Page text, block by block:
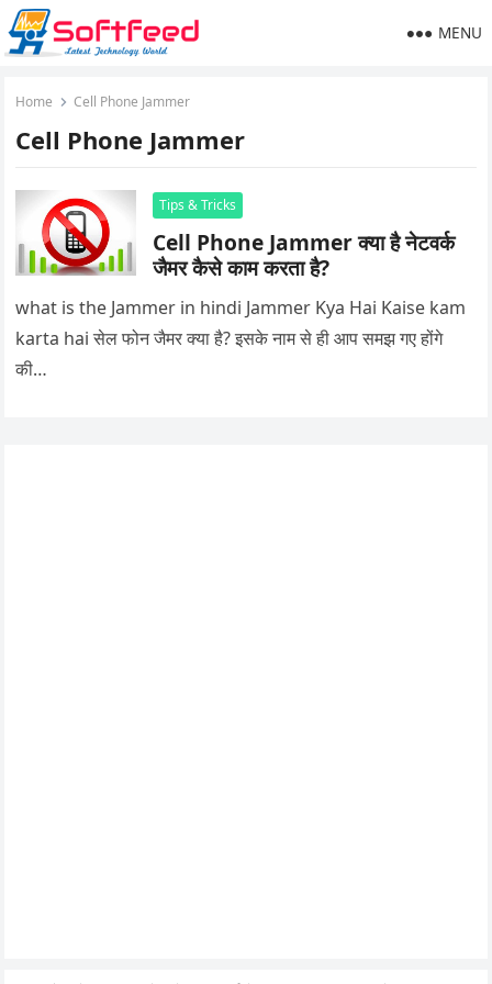
MENU
Home Cell Phone Jammer
Cell Phone Jammer
Tips & Tricks
Cell Phone Jammer क्या है नेटवर्क
जैमर कैसे काम करता है?
what is the Jammer in hindi Jammer Kya Hai Kaise kam
karta hai सेल फोन जैमर क्या है? इसके नाम से ही आप समझ गए होंगे
की…